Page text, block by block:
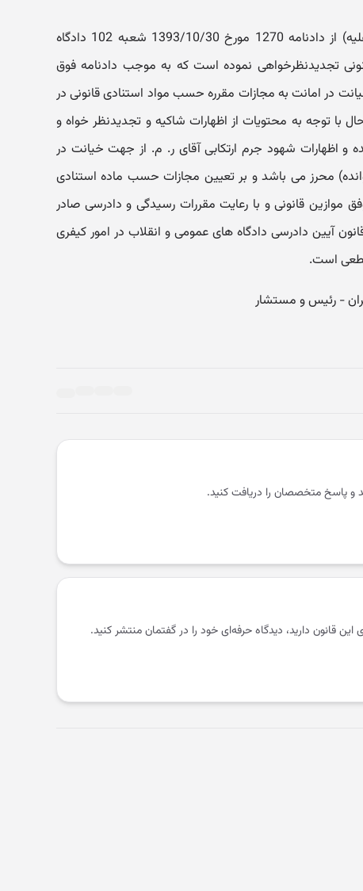
در این پرونده آقای ر. م. (محکوم علیه) از دادنامه 1270 مورخ 1393/10/30 شعبه 102 دادگاه
تجدیدنظرخواهی نموده است که به موجب دادنامه فوق
در امانت به مجازات مقرره حسب مواد استنادی قانونی در
با توجه به محتویات از اظهارات شاکیه و تجدیدنظر خواه و
و اظهارات شهود جرم ارتکابی آقای ر. م. از جهت خیانت در
محرز می باشد و بر تعیین مجازات حسب ماده استنادی
موازین قانونی و با رعایت مقررات رسیدگی و دادرسی صادر
و طبق بند الف از ماده 257 قانون آیین دادرسی دادگاه های عمومی و انقلاب در امور کیفری
و پاسخ متخصصان را دریافت کنید.
این قانون دارید، دیدگاه حرفه‌ای خود را در گفتمان منتشر کنید.